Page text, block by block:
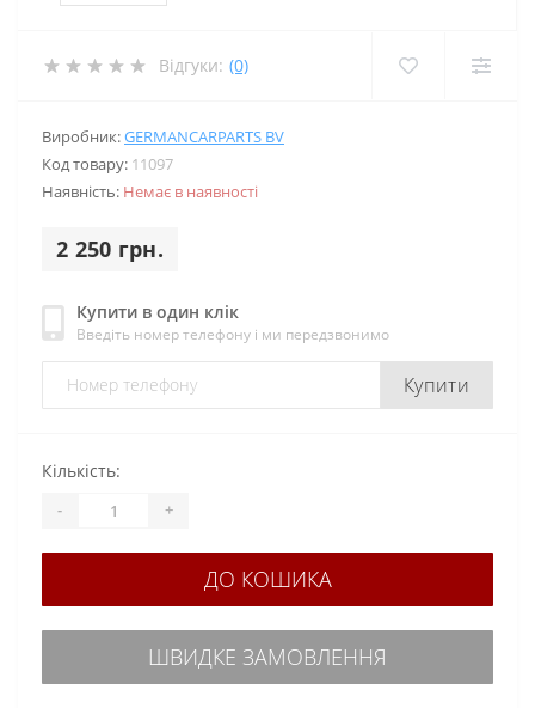
Відгуки: (0)
Виробник:GERMANCARPARTS BV
Код товару: 11097
Наявність: Немає в наявності
2 250 грн.
Купити в один клік
Введіть номер телефону і ми передзвонимо
Купити
Кількість:
- +
ДО КОШИКА
ШВИДКЕ ЗАМОВЛЕННЯ